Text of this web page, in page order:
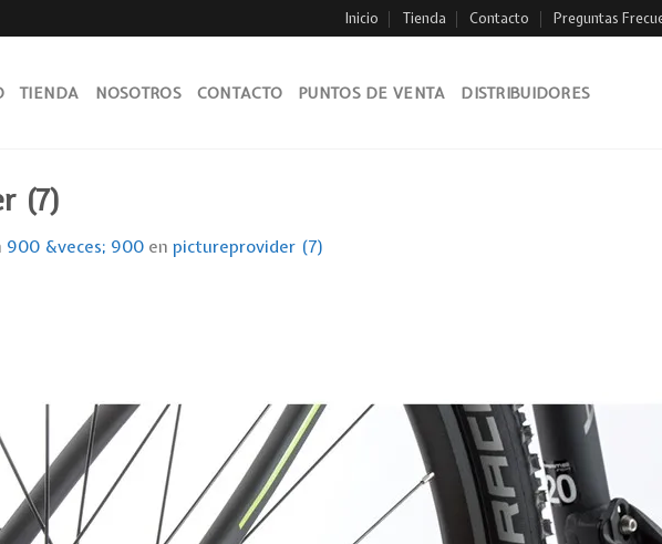
Inicio Tienda Contacto Preguntas
TIENDA NOSOTROS CONTACTO PUNTOS DE VENTA DISTRIBUIDORES
(7)
900 &veces; 900 en pictureprovider (7)